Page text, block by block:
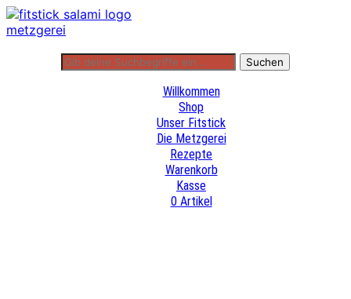
Willkommen
Shop
Unser Fitstick
Die Metzgerei
Rezepte
Warenkorb
Kasse
0 Artikel